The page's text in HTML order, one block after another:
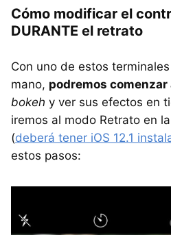
Cómo modificar el
DURANTE el retrato
Con uno de estos
mano, podremos comenzar
bokeh y ver sus efectos en
iremos al modo Retrato en
(deberá tener iOS 12.1
estos pasos: